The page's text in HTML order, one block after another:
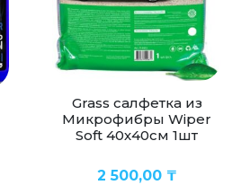
Grass салфетка из
Микрофибры Wiper
Soft 40х40см 1шт
2 500,00 ₸